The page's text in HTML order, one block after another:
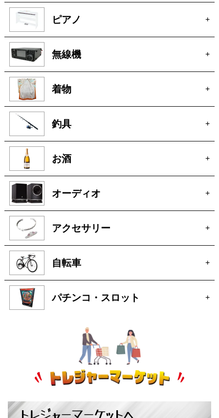
ピアノ +
無線機 +
着物 +
釣具 +
お酒 +
オーディオ +
アクセサリー +
自転車 +
パチンコ・スロット +
トレジャーマーケットへ